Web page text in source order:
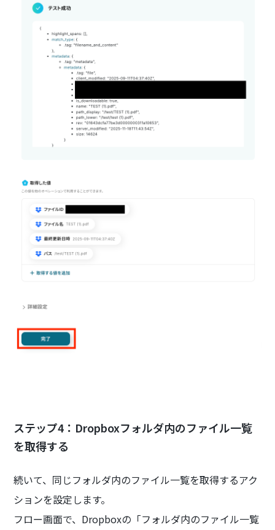
ステップ4：Dropboxフォルダ内のファイル一覧
を取得する
続いて、同じフォルダ内のファイル一覧を取得するアク
ションを設定します。
フロー画面で、Dropboxの「フォルダ内のファイル一覧